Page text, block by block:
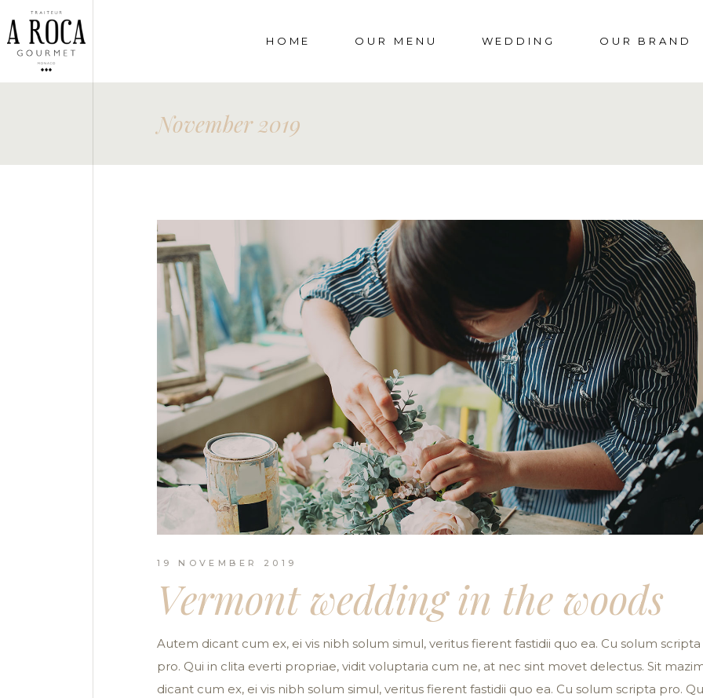
HOME OUR MENU WEDDING OUR BRAND
November 2019
19 NOVEMBER 2019
Vermont wedding in the woods
Autem dicant cum ex, ei vis nibh solum simul, veritus fierent fastidii quo ea. Cu solum scripta
pro. Qui in clita everti propriae, vidit voluptaria cum ne, at nec sint movet delectus. Sit
dicant cum ex, ei vis nibh solum simul, veritus fierent fastidii quo ea. Cu solum scripta pro.